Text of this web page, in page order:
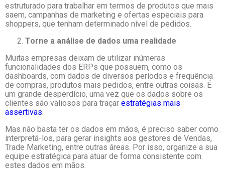
estruturado para trabalhar em termos de produtos que mais
saem, campanhas de marketing e ofertas especiais para
shoppers, que tenham determinado nível de pedidos.
Torne a análise de dados uma realidade
Muitas empresas deixam de utilizar inúmeras
funcionalidades dos ERPs que possuem, como os
dashboards, com dados de diversos períodos e frequência
de compras, produtos mais pedidos, entre outras coisas. É
um grande desperdício, uma vez que os dados sobre os
clientes são valiosos para traçar estratégias mais
assertivas.
Mas não basta ter os dados em mãos, é preciso saber como
interpretá-los, para gerar insights aos gestores de Vendas,
Trade Marketing, entre outras áreas. Por isso, organize a sua
equipe estratégica para atuar de forma consistente com
estes dados em mãos.